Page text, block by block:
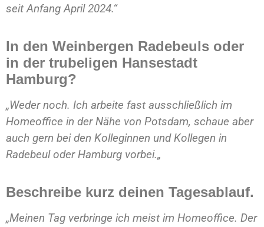
seit Anfang April 2024.“
In den Weinbergen Radebeuls oder
in der trubeligen Hansestadt
Hamburg?
„Weder noch. Ich arbeite fast ausschließlich im
Homeoffice in der Nähe von Potsdam, schaue aber
auch gern bei den Kolleginnen und Kollegen in
Radebeul oder Hamburg vorbei.„
Beschreibe kurz deinen Tagesablauf.
„Meinen Tag verbringe ich meist im Homeoffice. Der